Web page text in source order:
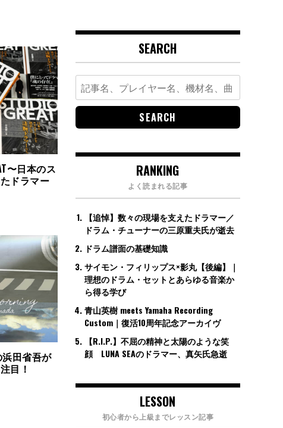
〜日本のス
ドラマー
田省吾が
目！
SEARCH
Search
for:
RANKING
よく読まれる記事
【追悼】数々の現場を支えたドラマー／
ドラム・チューナーの三原重夫氏が逝去
ドラム譜面の基礎知識
サイモン・フィリップス×影丸【後編】｜
理想のドラム・セットとあらゆる音楽か
ら得る学び
青山英樹 meets Yamaha Recording
Custom｜復活10周年記念アーカイヴ
【R.I.P.】不屈の精神と太陽のような笑
顔 LUNA SEAのドラマー、真矢氏急逝
LESSON
初心者から上級までレッスン記事